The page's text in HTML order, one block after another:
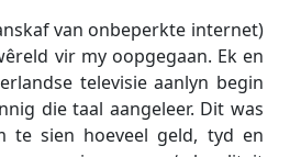
van onbeperkte internet)
vir my oopgegaan. Ek en
televisie aanlyn begin
die taal aangeleer. Dit was
te sien hoeveel geld, tyd en